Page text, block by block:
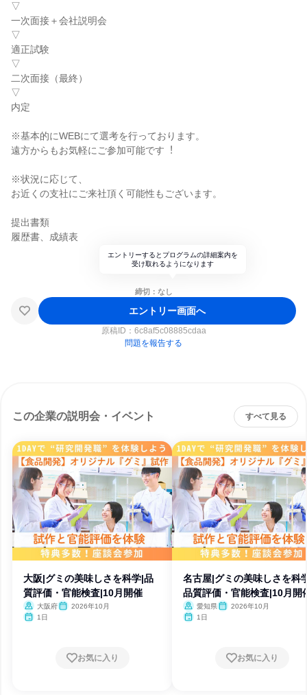
▽
一次面接＋会社説明会
▽
適正試験
▽
二次面接（最終）
▽
内定
※基本的にWEBにて選考を⾏っております。
遠⽅からもお気軽にご参加可能です︕
※状況に応じて、
お近くの⽀社にご来社頂く可能性もございます。
提出書類
履歴書、成績表
エントリーするとプログラムの詳細案内を
受け取れるようになります
締切：なし
エントリー画面へ
原稿ID： 6c8af5c08885cdaa
問題を報告する
この企業の説明会・イベント すべて見る
大阪|グミの美味しさを科学|品
質評価・官能検査|10月開催
大阪府
2026年10月
1日
お気に入り
名古屋|グミの美味しさを科
品質評価・官能検査|10月開
愛知県
2026年10月
1日
お気に入り